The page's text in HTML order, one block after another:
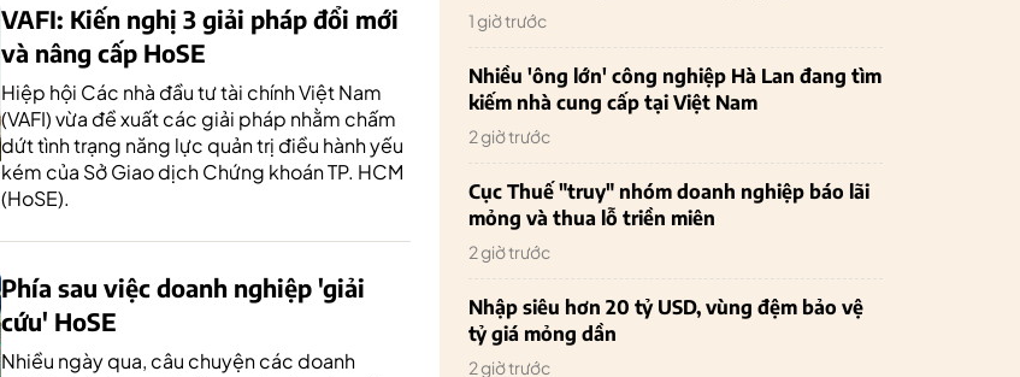
VAFI: Kiến nghị 3 giải pháp đổi mới
và nâng cấp HoSE
Hiệp hội Các nhà đầu tư tài chính Việt Nam
(VAFI) vừa đề xuất các giải pháp nhằm chấm
dứt tình trạng năng lực quản trị điều hành yếu
kém của Sở Giao dịch Chứng khoán TP. HCM
(HoSE).
Phía sau việc doanh nghiệp 'giải
cứu' HoSE
Nhiều ngày qua, câu chuyện các doanh
1 giờ trước
Nhiều 'ông lớn' công nghiệp Hà Lan đang tìm
kiếm nhà cung cấp tại Việt Nam
2 giờ trước
Cục Thuế "truy" nhóm doanh nghiệp báo lãi
mỏng và thua lỗ triền miên
2 giờ trước
Nhập siêu hơn 20 tỷ USD, vùng đệm bảo vệ
tỷ giá mỏng dần
2 giờ trước